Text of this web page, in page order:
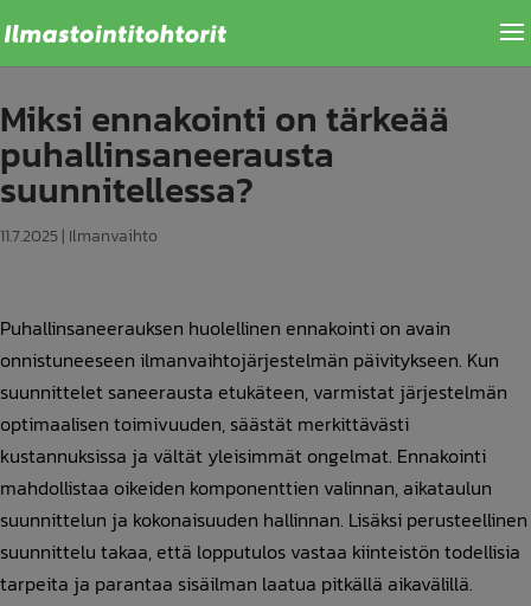
Miksi ennakointi on tärkeää
puhallinsaneerausta
suunnitellessa?
11.7.2025| Ilmanvaihto
Puhallinsaneerauksen huolellinen ennakointi on avain
onnistuneeseen ilmanvaihtojärjestelmän päivitykseen. Kun
suunnittelet saneerausta etukäteen, varmistat järjestelmän
optimaalisen toimivuuden, säästät merkittävästi
kustannuksissa ja vältät yleisimmät ongelmat. Ennakointi
mahdollistaa oikeiden komponenttien valinnan, aikataulun
suunnittelun ja kokonaisuuden hallinnan. Lisäksi perusteellinen
suunnittelu takaa, että lopputulos vastaa kiinteistön todellisia
tarpeita ja parantaa sisäilman laatua pitkällä aikavälillä.